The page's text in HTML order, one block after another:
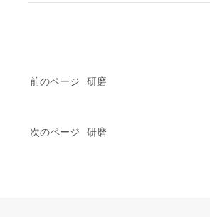
前のページ 研磨
次のページ 研磨